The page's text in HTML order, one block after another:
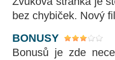
bez chybiček. Nový
BONUSY
Bonusů je zde